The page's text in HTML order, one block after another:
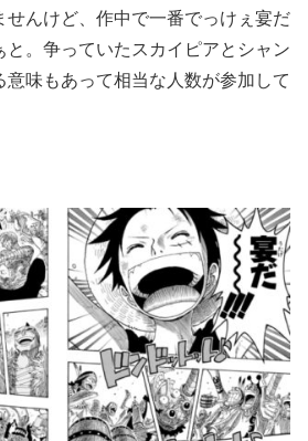
せんけど、作中で一番でっけぇ宴だ
と。争っていたスカイピアとシャン
意味もあって相当な人数が参加して